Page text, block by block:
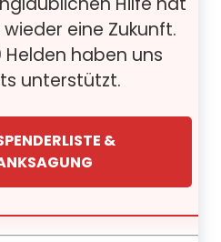
wieder eine Zukunft.
Helden haben uns
unterstützt.
&